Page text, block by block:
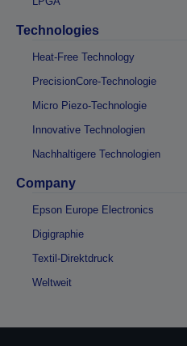
Technologies
Heat-Free Technology
PrecisionCore-Technologie
Micro Piezo-Technologie
Innovative Technologien
Nachhaltigere Technologien
Company
Epson Europe Electronics
Digigraphie
Textil-Direktdruck
Weltweit